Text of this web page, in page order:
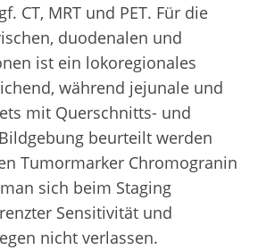
CT, MRT und PET. Für die
duodenalen und
ist ein lokoregionales
während jejunale und
mit Querschnitts- und
beurteilt werden
Tumormarker Chromogranin
sich beim Staging
Sensitivität und
nicht verlassen.